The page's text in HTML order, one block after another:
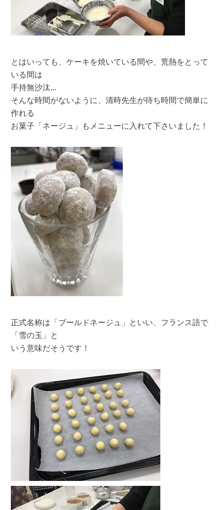
とはいっても、ケーキを焼いている間や、荒熱をとって
いる間は
手持無沙汰…
そんな時間がないように、清時先生が待ち時間で簡単に
作れる
お菓子「ネージュ」もメニューに入れて下さいました！
正式名称は「ブールドネージュ」といい、フランス語で
「雪の玉」と
いう意味だそうです！